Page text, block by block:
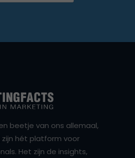
beetje van ons allemaal,
zijn hét platform voor
Het zijn de insights,